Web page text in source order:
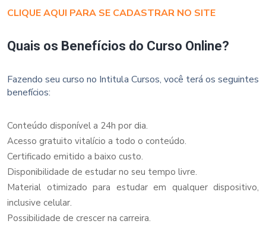
CLIQUE AQUI PARA SE CADASTRAR NO SITE
Quais os Benefícios do Curso Online?
Fazendo seu curso no Intitula Cursos, você terá os seguintes
benefícios:
Conteúdo disponível a 24h por dia.
Acesso gratuito vitalício a todo o conteúdo.
Certificado emitido a baixo custo.
Disponibilidade de estudar no seu tempo livre.
Material otimizado para estudar em qualquer dispositivo,
inclusive celular.
Possibilidade de crescer na carreira.